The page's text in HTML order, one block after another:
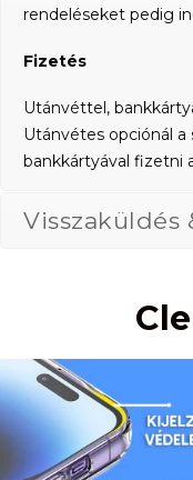
rendeléseket pedig
Fizetés
Utánvéttel,
Utánvétes opciónál
bankkártyával fizetni
Visszaküldés